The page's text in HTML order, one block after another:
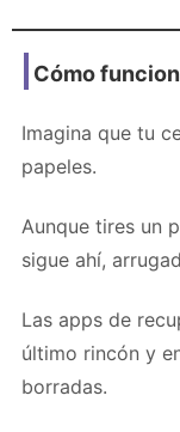
Cómo
Imagina que tu
papeles.
Aunque tires un
sigue ahí,
Las apps de
último rincón y
borradas.